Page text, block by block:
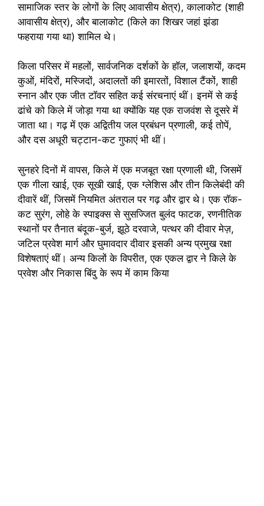
सामाजिक स्तर के लोगों के लिए आवासीय क्षेत्र), कालाकोट (शाही
आवासीय क्षेत्र), और बालाकोट (किले का शिखर जहां झंडा
फहराया गया था) शामिल थे।
किला परिसर में महलों, सार्वजनिक दर्शकों के हॉल, जलाशयों, कदम
कुओं, मंदिरों, मस्जिदों, अदालतों की इमारतों, विशाल टैंकों, शाही
स्नान और एक जीत टॉवर सहित कई संरचनाएं थीं। इनमें से कई
ढांचे को किले में जोड़ा गया था क्योंकि यह एक राजवंश से दूसरे में
जाता था। गढ़ में एक अद्वितीय जल प्रबंधन प्रणाली, कई तोपें,
और दस अधूरी चट्टान-कट गुफाएं भी थीं।
सुनहरे दिनों में वापस, किले में एक मजबूत रक्षा प्रणाली थी, जिसमें
एक गीला खाई, एक सूखी खाई, एक ग्लेशिस और तीन किलेबंदी की
दीवारें थीं, जिसमें नियमित अंतराल पर गढ़ और द्वार थे। एक रॉक-
कट सुरंग, लोहे के स्पाइक्स से सुसज्जित बुलंद फाटक, रणनीतिक
स्थानों पर तैनात बंदूक-बुर्ज, झूठे दरवाजे, पत्थर की दीवार मेज़,
जटिल प्रवेश मार्ग और घुमावदार दीवार इसकी अन्य प्रमुख रक्षा
विशेषताएं थीं। अन्य किलों के विपरीत, एक एकल द्वार ने किले के
प्रवेश और निकास बिंदु के रूप में काम किया